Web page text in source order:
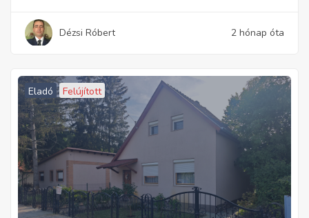
Dézsi Róbert 2 hónap óta
Eladó Felújított